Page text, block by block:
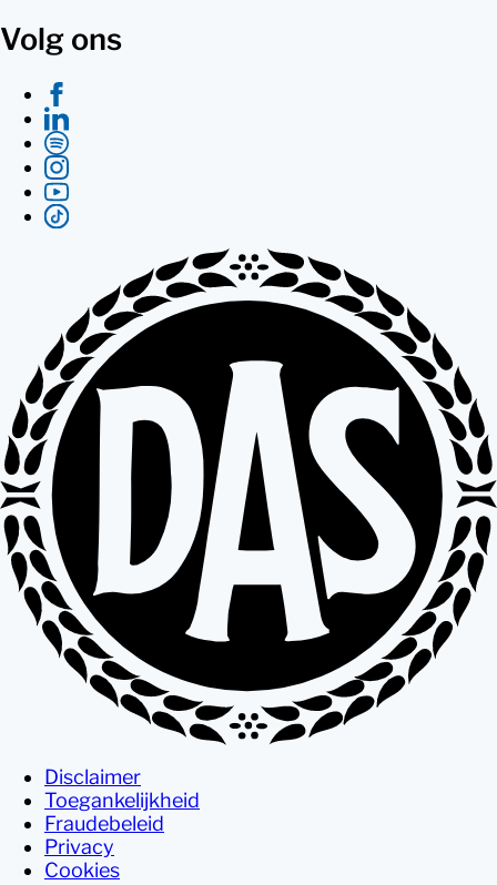
Volg ons
Disclaimer
Toegankelijkheid
Fraudebeleid
Privacy
Cookies